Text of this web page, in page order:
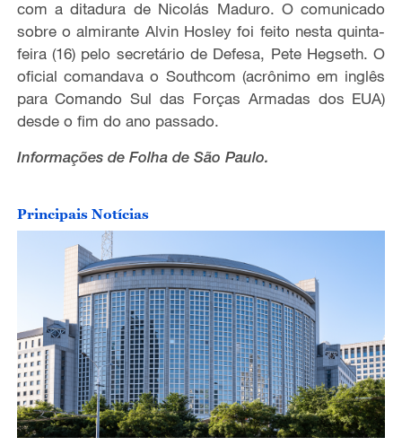
com a ditadura de Nicolás Maduro. O comunicado
sobre o almirante Alvin Hosley foi feito nesta quinta-
feira (16) pelo secretário de Defesa, Pete Hegseth. O
oficial comandava o Southcom (acrônimo em inglês
para Comando Sul das Forças Armadas dos EUA)
desde o fim do ano passado.
Informações de Folha de São Paulo.
Principais Notícias